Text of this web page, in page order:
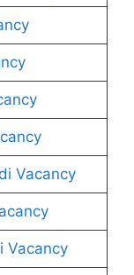
Vacancy
Vacancy